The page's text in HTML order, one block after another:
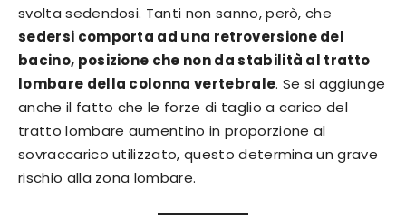
svolta sedendosi. Tanti non sanno, però, che
sedersi comporta ad una retroversione del
bacino, posizione che non da stabilità al tratto
lombare della colonna vertebrale. Se si aggiunge
anche il fatto che le forze di taglio a carico del
tratto lombare aumentino in proporzione al
sovraccarico utilizzato, questo determina un grave
rischio alla zona lombare.